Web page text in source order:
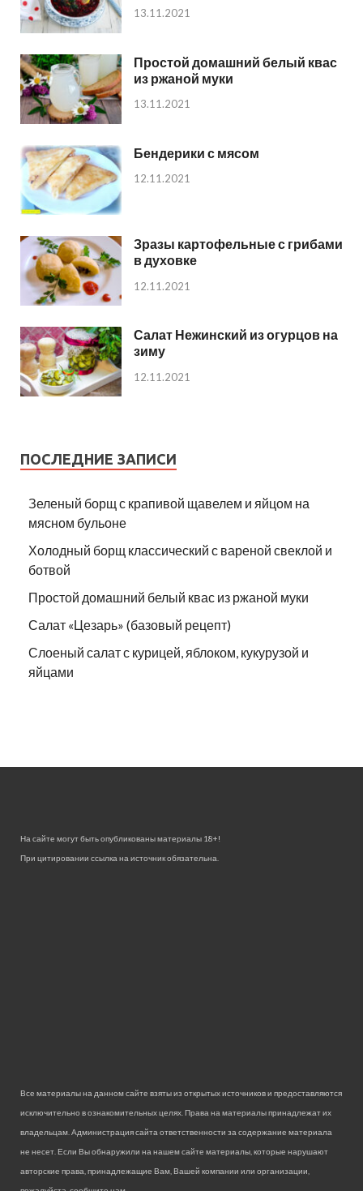
13.11.2021
Простой домашний белый квас
из ржаной муки
13.11.2021
Бендерики с мясом
12.11.2021
Зразы картофельные с грибами
в духовке
12.11.2021
Салат Нежинский из огурцов на
зиму
12.11.2021
ПОСЛЕДНИЕ ЗАПИСИ
Зеленый борщ с крапивой щавелем и яйцом на
мясном бульоне
Холодный борщ классический с вареной свеклой и
ботвой
Простой домашний белый квас из ржаной муки
Салат «Цезарь» (базовый рецепт)
Слоеный салат с курицей, яблоком, кукурузой и
яйцами
На сайте могут быть опубликованы материалы 18+!
При цитировании ссылка на источник обязательна.
Все материалы на данном сайте взяты из открытых источников и предоставляются
исключительно в ознакомительных целях. Права на материалы принадлежат их
владельцам. Администрация сайта ответственности за содержание материала
не несет. Если Вы обнаружили на нашем сайте материалы, которые нарушают
авторские права, принадлежащие Вам, Вашей компании или организации,